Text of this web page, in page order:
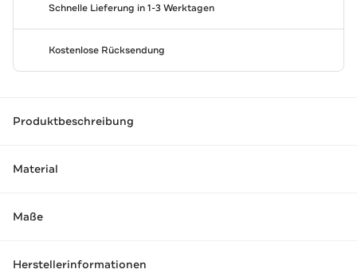
Schnelle Lieferung in 1-3 Werktagen
Kostenlose Rücksendung
Produktbeschreibung
Material
Maße
Herstellerinformationen